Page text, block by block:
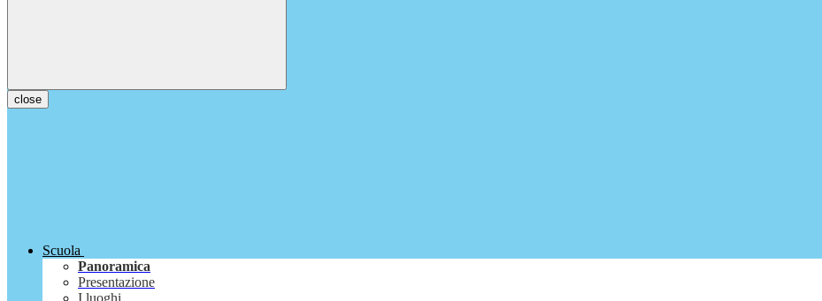
close
Scuola
Panoramica
Presentazione